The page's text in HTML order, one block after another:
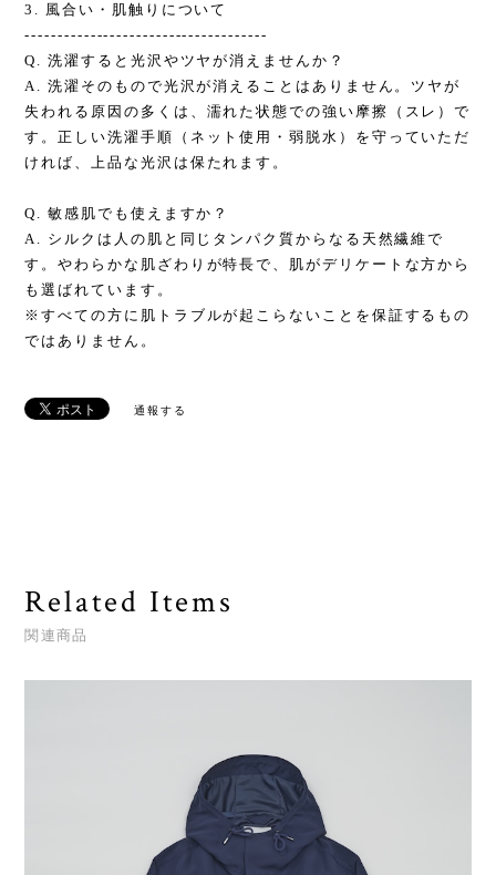
3. 風合い・肌触りについて
-------------------------------------
Q. 洗濯すると光沢やツヤが消えませんか？
A. 洗濯そのもので光沢が消えることはありません。ツヤが
失われる原因の多くは、濡れた状態での強い摩擦（スレ）で
す。正しい洗濯手順（ネット使用・弱脱水）を守っていただ
ければ、上品な光沢は保たれます。
Q. 敏感肌でも使えますか？
A. シルクは人の肌と同じタンパク質からなる天然繊維で
す。やわらかな肌ざわりが特長で、肌がデリケートな方から
も選ばれています。
※すべての方に肌トラブルが起こらないことを保証するもの
ではありません。
通報する
Related Items
関連商品